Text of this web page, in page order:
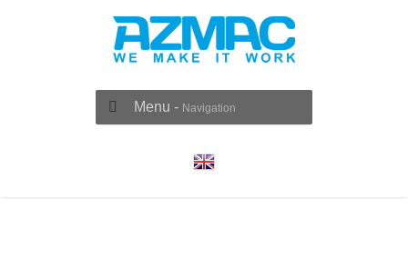
Menu - Navigation